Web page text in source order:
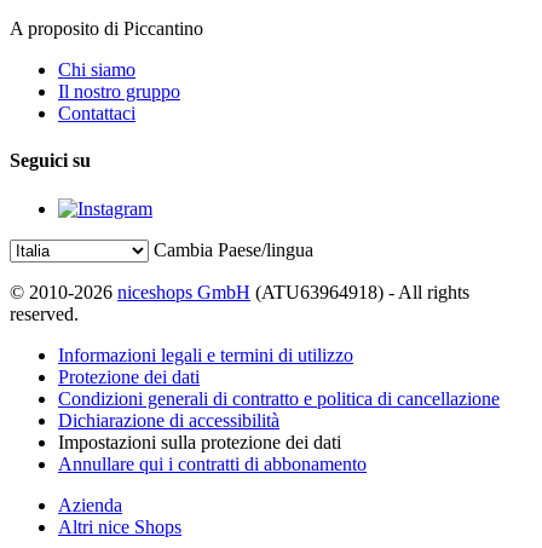
A proposito di Piccantino
Chi siamo
Il nostro gruppo
Contattaci
Seguici su
Cambia Paese/lingua
© 2010-2026 niceshops GmbH (ATU63964918) - All rights
reserved.
Informazioni legali e termini di utilizzo
Protezione dei dati
Condizioni generali di contratto e politica di cancellazione
Dichiarazione di accessibilità
Impostazioni sulla protezione dei dati
Annullare qui i contratti di abbonamento
Azienda
Altri nice Shops